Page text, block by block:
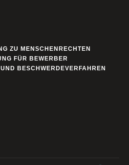
ZU MENSCHENRECHTEN
FÜR BEWERBER
BESCHWERDEVERFAHREN